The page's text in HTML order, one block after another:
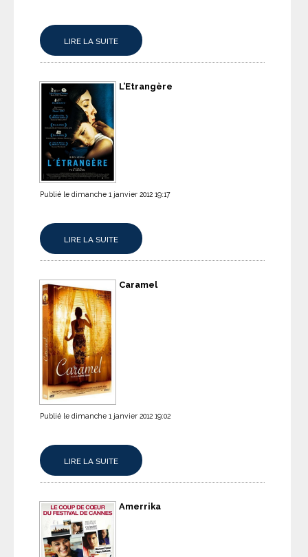
LIRE LA SUITE
L’Etrangère
Publié le dimanche 1 janvier 2012 19:17
LIRE LA SUITE
Caramel
Publié le dimanche 1 janvier 2012 19:02
LIRE LA SUITE
Amerrika